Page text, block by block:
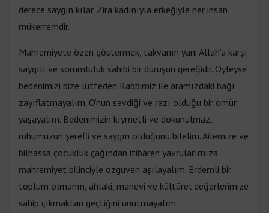
derece saygın kılar. Zira kadınıyla erkeğiyle her insan
mükerremdir.
Mahremiyete özen göstermek, takvanın yani Allah’a karşı
saygılı ve sorumluluk sahibi bir duruşun gereğidir. Öyleyse
bedenimizi bize lütfeden Rabbimiz ile aramızdaki bağı
zayıflatmayalım. O’nun sevdiği ve razı olduğu bir ömür
yaşayalım. Bedenimizin kıymetli ve dokunulmaz,
ruhumuzun şerefli ve saygın olduğunu bilelim. Ailemize ve
bilhassa çocukluk çağından itibaren yavrularımıza
mahremiyet bilinciyle özgüven aşılayalım. Erdemli bir
toplum olmanın, ahlaki, manevi ve kültürel değerlerimize
sahip çıkmaktan geçtiğini unutmayalım.